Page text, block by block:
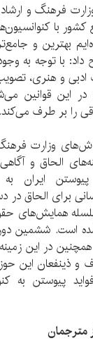
فرهنگ و ارشاد
کشور با
بهترین و
داد: با توجه به
ادبی و هنری،
این قوانین
را بر طرف می‌کند.
وزارت
الحاق و
پیوستن ایران
برای الحاق در
همایش‌های
است. ششمین
در این
ذینفعان این
پیوستن به
مترجمان